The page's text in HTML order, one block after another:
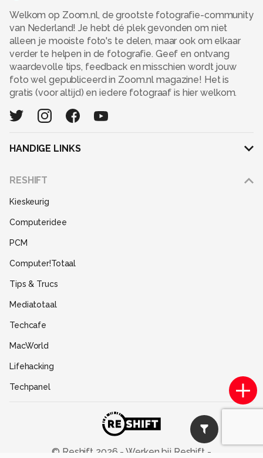
Welkom op Zoom.nl, de grootste fotografie-community
van Nederland! Je hebt dé plek gevonden om niet
alleen je mooiste foto's te delen, maar ook om elkaar
verder te helpen in de fotografie. Geef en ontvang
waardevolle tips, feedback en misschien wordt jouw
foto wel gepubliceerd in Zoom.nl magazine! Het is
gratis (voor altijd) en iedere fotograaf is hier welkom.
HANDIGE LINKS
RESHIFT
Kieskeurig
Computeridee
PCM
Computer!Totaal
Tips & Trucs
Mediatotaal
Techcafe
MacWorld
Lifehacking
Techpanel
Power Unlimited© Reshift 2026 - Werken bij Reshift -